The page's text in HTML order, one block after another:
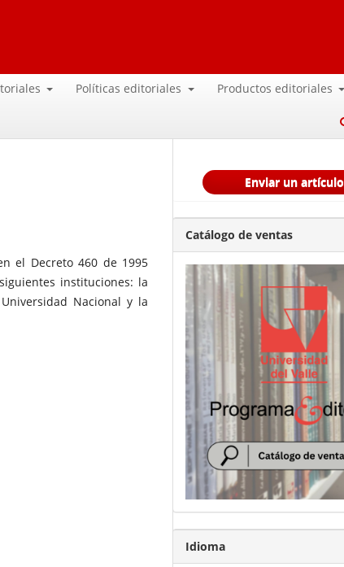
Políticas editoriales Productos editoriales
el Decreto 460 de 1995
instituciones: la
Nacional y la
Enviar un artículo
Catálogo de ventas
Idioma